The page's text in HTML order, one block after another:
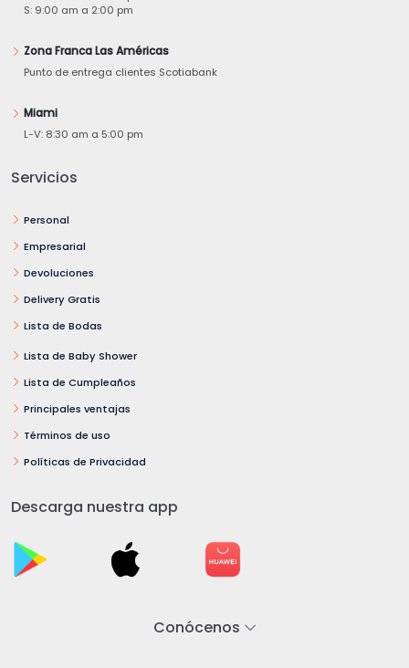
S: 9:00 am a 2:00 pm
Zona Franca Las Américas
Punto de entrega clientes Scotiabank
Miami
L-V: 8:30 am a 5:00 pm
Servicios
Personal
Empresarial
Devoluciones
Delivery Gratis
Lista de Bodas
Lista de Baby Shower
Lista de Cumpleaños
Principales ventajas
Términos de uso
Políticas de Privacidad
Descarga nuestra app
Conócenos